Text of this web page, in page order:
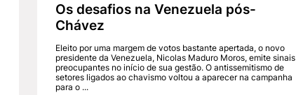
Os desafios na Venezuela pós-
Chávez
Eleito por uma margem de votos bastante apertada, o novo
presidente da Venezuela, Nicolas Maduro Moros, emite sinais
preocupantes no início de sua gestão. O antissemitismo de
setores ligados ao chavismo voltou a aparecer na campanha
para o ...